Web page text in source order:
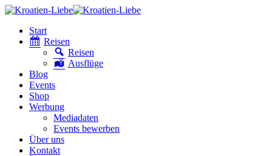
Start
Reisen
Reisen
Ausflüge
Blog
Events
Shop
Werbung
Mediadaten
Events bewerben
Über uns
Kontakt